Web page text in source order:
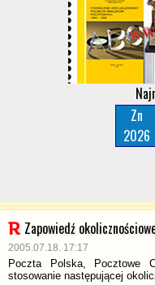
Zn
2026
Zapowiedź
2005.07.18. 17:17
Poczta Polska, Pocztowe
stosowanie następującej